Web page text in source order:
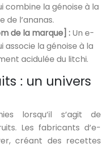
combine la génoise à la
de l’ananas.
de la marque] : Un e-
associe la génoise à la
acidulée du litchi.
: un univers
lorsqu’il s’agit de
Les fabricants d’e-
créant des recettes